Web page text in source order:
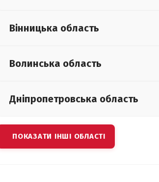
Вінницька область
Волинська область
Дніпропетровська область
ПОКАЗАТИ ІНШІ ОБЛАСТІ